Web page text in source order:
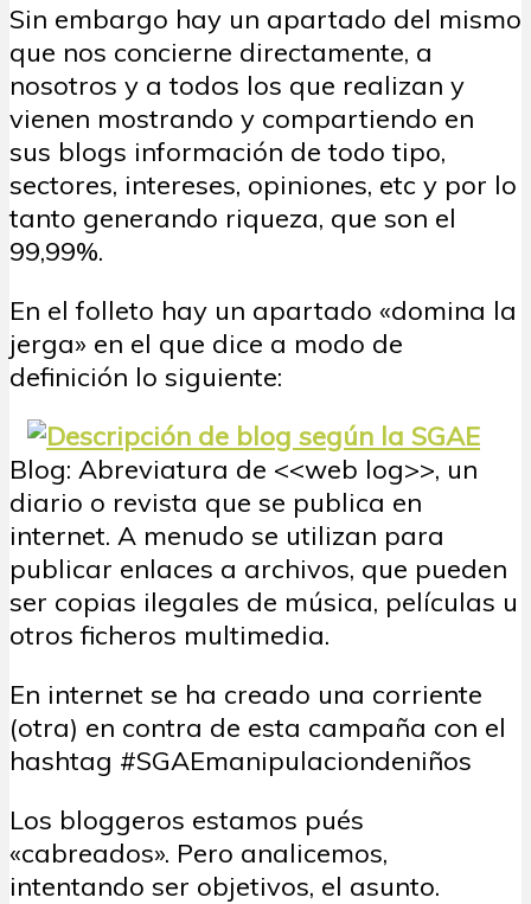
Sin embargo hay un apartado del mismo
que nos concierne directamente, a
nosotros y a todos los que realizan y
vienen mostrando y compartiendo en
sus blogs información de todo tipo,
sectores, intereses, opiniones, etc y por lo
tanto generando riqueza, que son el
99,99%.
En el folleto hay un apartado «domina la
jerga» en el que dice a modo de
definición lo siguiente:
Blog: Abreviatura de <<web log>>, un
diario o revista que se publica en
internet. A menudo se utilizan para
publicar enlaces a archivos, que pueden
ser copias ilegales de música, películas u
otros ficheros multimedia.
En internet se ha creado una corriente
(otra) en contra de esta campaña con el
hashtag #SGAEmanipulaciondeniños
Los bloggeros estamos pués
«cabreados». Pero analicemos,
intentando ser objetivos, el asunto.